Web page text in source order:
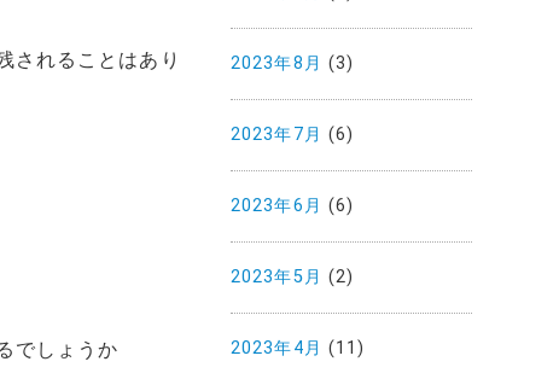
されることはあり
でしょうか
2023年8月 (3)
2023年7月 (6)
2023年6月 (6)
2023年5月 (2)
2023年4月 (11)